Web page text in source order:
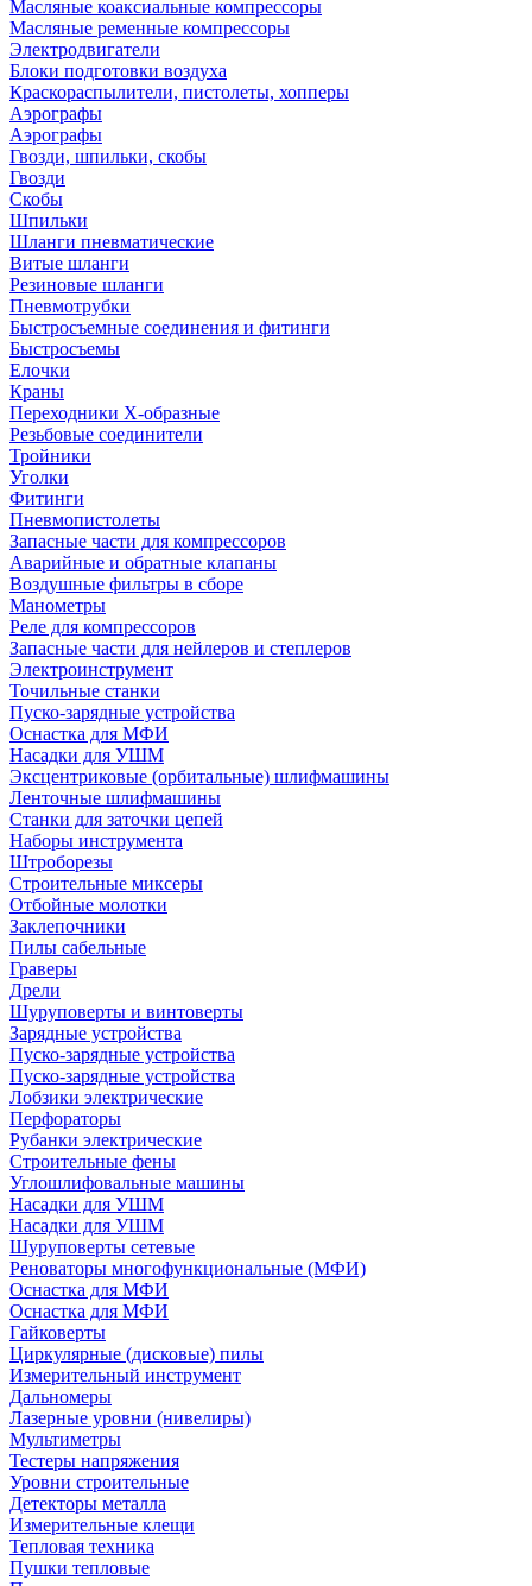
Масляные коаксиальные компрессоры
Масляные ременные компрессоры
Электродвигатели
Блоки подготовки воздуха
Краскораспылители, пистолеты, хопперы
Аэрографы
Аэрографы
Гвозди, шпильки, скобы
Гвозди
Скобы
Шпильки
Шланги пневматические
Витые шланги
Резиновые шланги
Пневмотрубки
Быстросъемные соединения и фитинги
Быстросъемы
Елочки
Краны
Переходники Х-образные
Резьбовые соединители
Тройники
Уголки
Фитинги
Пневмопистолеты
Запасные части для компрессоров
Аварийные и обратные клапаны
Воздушные фильтры в сборе
Манометры
Реле для компрессоров
Запасные части для нейлеров и степлеров
Электроинструмент
Точильные станки
Пуско-зарядные устройства
Оснастка для МФИ
Насадки для УШМ
Эксцентриковые (орбитальные) шлифмашины
Ленточные шлифмашины
Станки для заточки цепей
Наборы инструмента
Штроборезы
Строительные миксеры
Отбойные молотки
Заклепочники
Пилы сабельные
Граверы
Дрели
Шуруповерты и винтоверты
Зарядные устройства
Пуско-зарядные устройства
Пуско-зарядные устройства
Лобзики электрические
Перфораторы
Рубанки электрические
Строительные фены
Углошлифовальные машины
Насадки для УШМ
Насадки для УШМ
Шуруповерты сетевые
Реноваторы многофункциональные (МФИ)
Оснастка для МФИ
Оснастка для МФИ
Гайковерты
Циркулярные (дисковые) пилы
Измерительный инструмент
Дальномеры
Лазерные уровни (нивелиры)
Мультиметры
Тестеры напряжения
Уровни строительные
Детекторы металла
Измерительные клещи
Тепловая техника
Пушки тепловые